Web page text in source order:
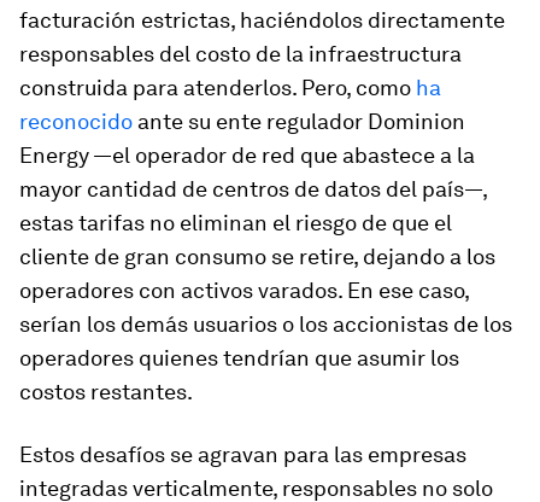
facturación estrictas, haciéndolos directamente
responsables del costo de la infraestructura
construida para atenderlos. Pero, como ha
reconocido ante su ente regulador Dominion
Energy —el operador de red que abastece a la
mayor cantidad de centros de datos del país—,
estas tarifas no eliminan el riesgo de que el
cliente de gran consumo se retire, dejando a los
operadores con activos varados. En ese caso,
serían los demás usuarios o los accionistas de los
operadores quienes tendrían que asumir los
costos restantes.
Estos desafíos se agravan para las empresas
integradas verticalmente, responsables no solo